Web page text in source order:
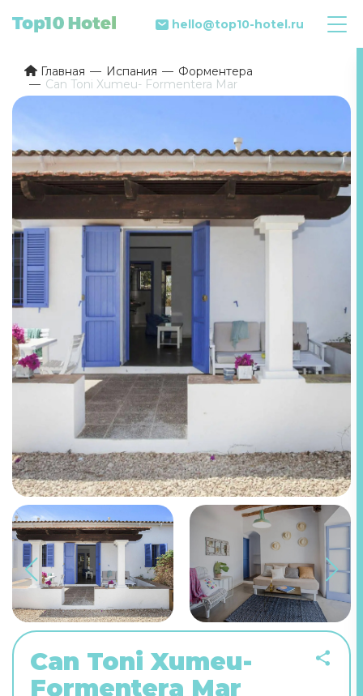
hello@top10-hotel.ru
Главная Испания
Форментера
Can Toni Xumeu- Formentera Mar
Can Toni Xumeu-
Formentera Mar